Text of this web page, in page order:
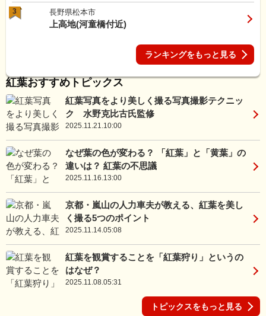
3 長野県松本市
上高地(河童橋付近)
ランキングをもっと見る
紅葉おすすめトピックス
紅葉写真をより美しく撮る写真撮影テクニッ
ク 水野克比古氏監修
2025.11.21.10:00
なぜ葉の色が変わる？ 「紅葉」と「黄葉」の
違いは？ 紅葉の不思議
2025.11.16.13:00
京都・嵐山の人力車夫が教える、紅葉を美し
く撮る5つのポイント
2025.11.14.05:08
紅葉を観賞することを「紅葉狩り」というの
はなぜ？
2025.11.08.05:31
トピックスをもっと見る